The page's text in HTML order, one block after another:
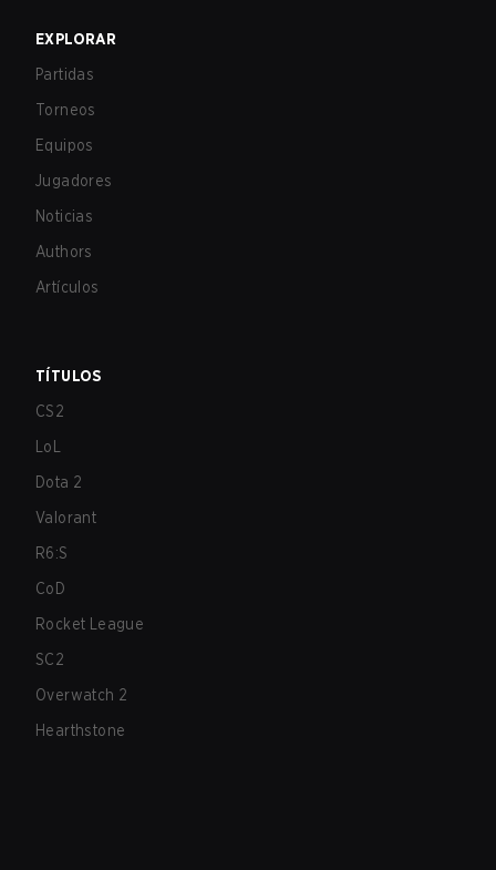
EXPLORAR
Partidas
Torneos
Equipos
Jugadores
Noticias
Authors
Artículos
TÍTULOS
CS2
LoL
Dota 2
Valorant
R6:S
CoD
Rocket League
SC2
Overwatch 2
Hearthstone